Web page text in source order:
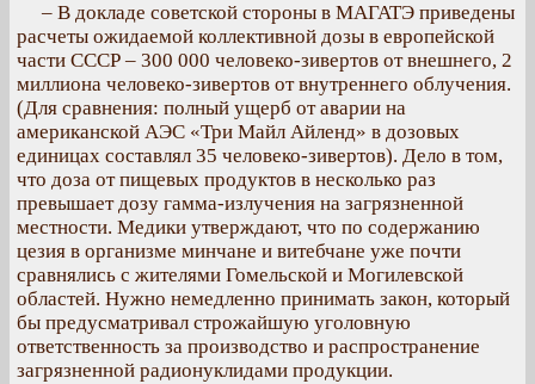
– В докладе советской стороны в МАГАТЭ приведены
расчеты ожидаемой коллективной дозы в европейской
части СССР – 300 000 человеко-зивертов от внешнего, 2
миллиона человеко-зивертов от внутреннего облучения.
(Для сравнения: полный ущерб от аварии на
американской АЭС «Три Майл Айленд» в дозовых
единицах составлял 35 человеко-зивертов). Дело в том,
что доза от пищевых продуктов в несколько раз
превышает дозу гамма-излучения на загрязненной
местности. Медики утверждают, что по содержанию
цезия в организме минчане и витебчане уже почти
сравнялись с жителями Гомельской и Могилевской
областей. Нужно немедленно принимать закон, который
бы предусматривал строжайшую уголовную
ответственность за производство и распространение
загрязненной радионуклидами продукции.